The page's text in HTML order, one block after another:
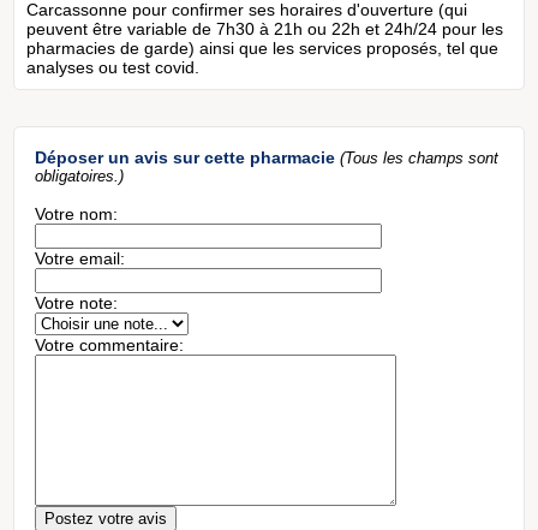
Carcassonne pour confirmer ses horaires d'ouverture (qui
peuvent être variable de 7h30 à 21h ou 22h et 24h/24 pour les
pharmacies de garde) ainsi que les services proposés, tel que
analyses ou test covid.
Déposer un avis sur cette pharmacie (Tous les champs sont
obligatoires.)
Votre nom:
Votre email:
Votre note:
Votre commentaire: